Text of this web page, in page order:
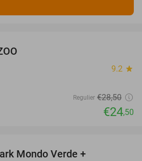
9.2 star
Regulier €28,50
€24,50
Mondo Verde +